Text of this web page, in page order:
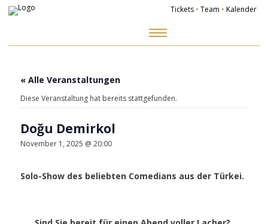
Tickets • Team • Kalender
« Alle Veranstaltungen
Diese Veranstaltung hat bereits stattgefunden.
Doğu Demirkol
November 1, 2025 @ 20:00
Solo-Show des beliebten Comedians aus der Türkei.